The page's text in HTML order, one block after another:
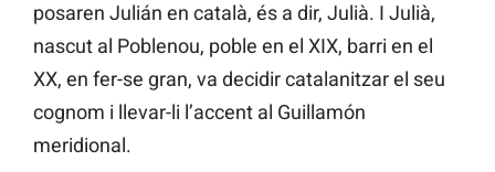
posaren Julián en català, és a dir, Julià. I Julià,
nascut al Poblenou, poble en el XIX, barri en el
XX, en fer-se gran, va decidir catalanitzar el seu
cognom i llevar-li l’accent al Guillamón
meridional.